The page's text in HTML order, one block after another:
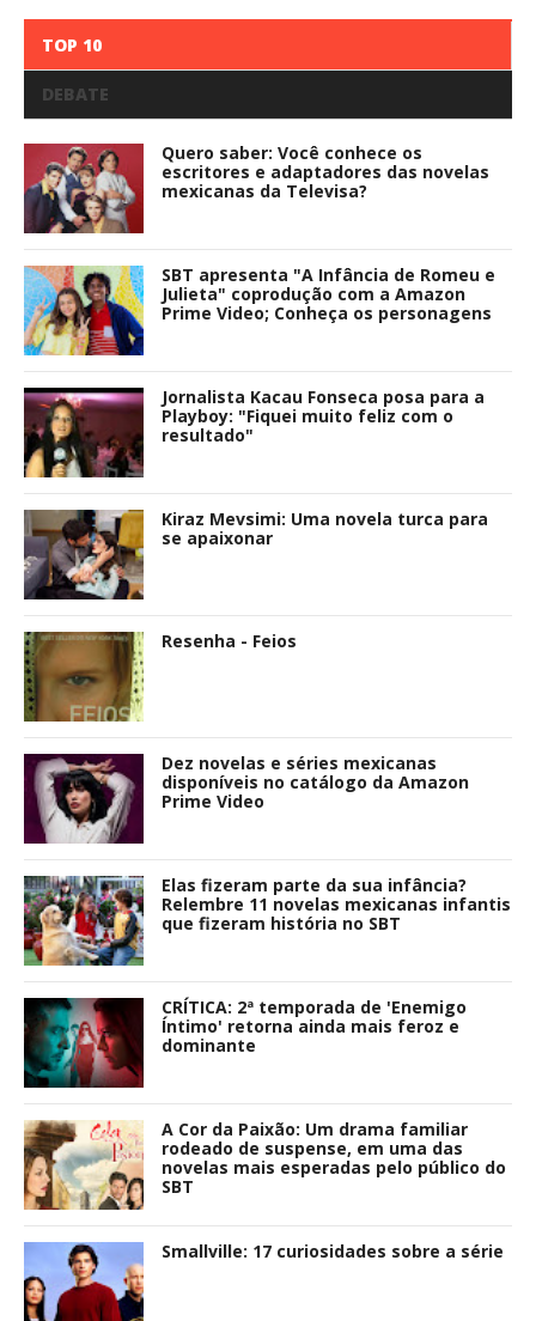
TOP 10
DEBATE
Quero saber: Você conhece os
escritores e adaptadores das novelas
mexicanas da Televisa?
SBT apresenta "A Infância de Romeu e
Julieta" coprodução com a Amazon
Prime Video; Conheça os personagens
Jornalista Kacau Fonseca posa para a
Playboy: "Fiquei muito feliz com o
resultado"
Kiraz Mevsimi: Uma novela turca para
se apaixonar
Resenha - Feios
Dez novelas e séries mexicanas
disponíveis no catálogo da Amazon
Prime Video
Elas fizeram parte da sua infância?
Relembre 11 novelas mexicanas infantis
que fizeram história no SBT
CRÍTICA: 2ª temporada de 'Enemigo
Íntimo' retorna ainda mais feroz e
dominante
A Cor da Paixão: Um drama familiar
rodeado de suspense, em uma das
novelas mais esperadas pelo público do
SBT
Smallville: 17 curiosidades sobre a série